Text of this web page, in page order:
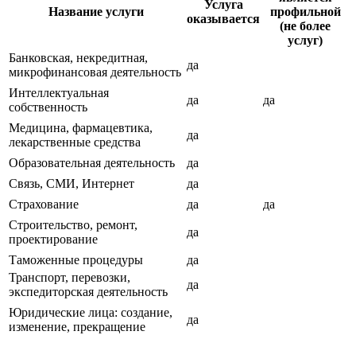
Название услуги
Услуга
оказывается
профильной
(не более
услуг)
Банковская, некредитная,
микрофинансовая деятельность
да
Интеллектуальная
собственность
да да
Медицина, фармацевтика,
лекарственные средства
да
Образовательная деятельность
да
Связь, СМИ, Интернет
да
Страхование
да
да
Строительство, ремонт,
проектирование
да
Таможенные процедуры
да
Транспорт, перевозки,
экспедиторская деятельность
да
Юридические лица: создание,
изменение, прекращение
да